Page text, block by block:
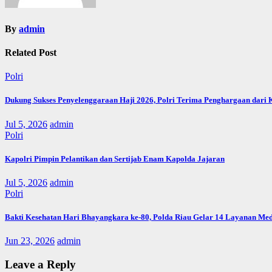
By admin
Related Post
Polri
Dukung Sukses Penyelenggaraan Haji 2026, Polri Terima Penghargaan
Jul 5, 2026 admin
Polri
Kapolri Pimpin Pelantikan dan Sertijab Enam Kapolda Jajaran
Jul 5, 2026 admin
Polri
Bakti Kesehatan Hari Bhayangkara ke-80, Polda Riau Gelar 14 Layanan
Jun 23, 2026 admin
Leave a Reply